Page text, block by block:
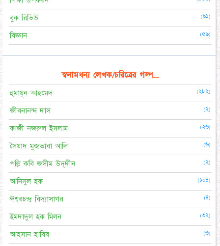
বুক রিভিউ (৯১)
বিজ্ঞান (৫৯)
স্বনামধন্য লেখক/চরিত্রের গল্প...
হুমায়ূন আহমেদ (২৮২)
জীবনানন্দ দাস (২)
কাজী নজরুল ইসলাম (২৬)
সৈয়াদ মুজতাবা আলি (৬)
পল্লি কবি জসীম উদ্‌দীন (২)
আনিসুল হক (১০৪)
ঈশ্বরচন্দ্র বিদ্যাসাগর (৪)
ইমদাদুল হক মিলন (৩২)
আহসান হাবিব (৩)